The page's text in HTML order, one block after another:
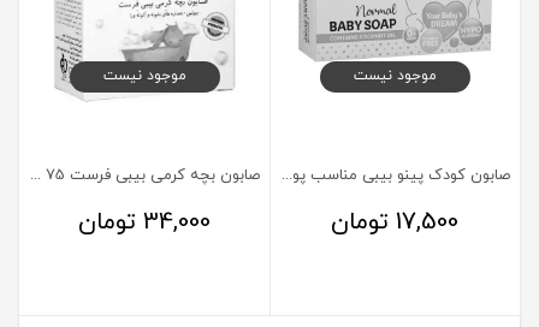
موجود نیست
صابون کودک پینو بیبی مناسب پوست معمولی
17,500 تومان
موجود نیست
صابون بچه کرمی بیبی فرست 75 گرم
34,000 تومان